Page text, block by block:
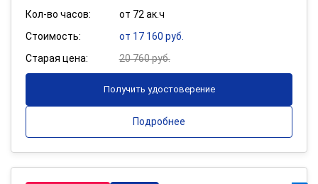
Кол-во часов:
от 72 ак.ч
Стоимость:
от 17 160 руб.
Старая цена:
20 760 руб.
Получить удостоверение
Подробнее